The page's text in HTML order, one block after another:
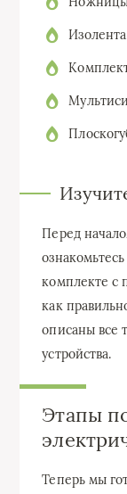
Перед
комплекте с
как
описаны все
устройства.
Этапы
Теперь мы